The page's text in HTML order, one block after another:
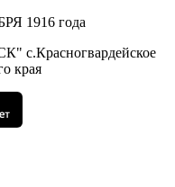
1916 года
края